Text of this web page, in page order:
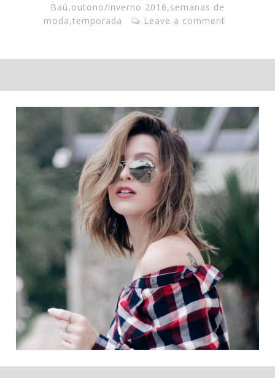
Baú,outono/inverno 2016,semanas de
moda,temporada Leave a comment